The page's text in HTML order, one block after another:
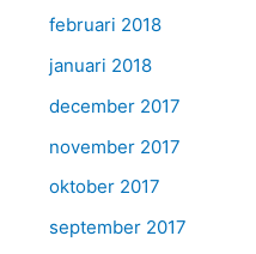
februari 2018
januari 2018
december 2017
november 2017
oktober 2017
september 2017